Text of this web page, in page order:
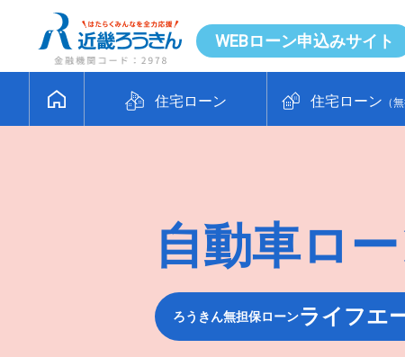
WEBローン申込みサイト
住宅ローン 住宅ローン （
自動車ロ
ろうきん無担保ローンライフエ